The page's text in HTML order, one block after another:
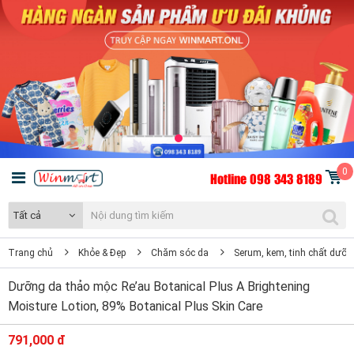
Hotline 098 343 8189 0
Tất cả
Trang chủ Khỏe & Đẹp Chăm sóc da Serum, kem, tinh chất
Dưỡng da thảo mộc Re’au Botanical Plus A Brightening
Moisture Lotion, 89% Botanical Plus Skin Care
791,000 đ